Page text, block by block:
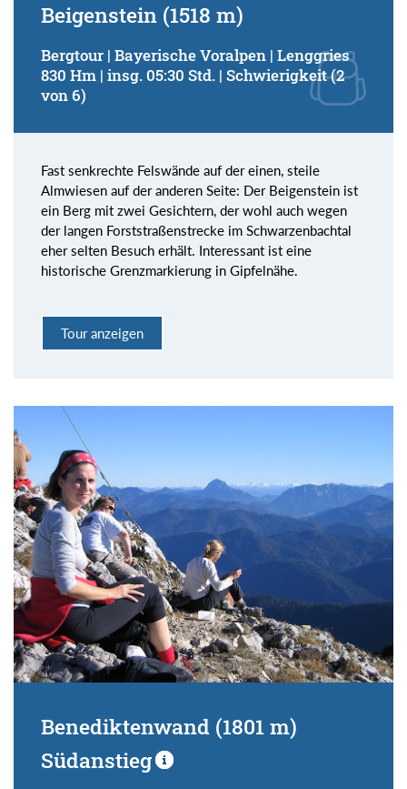
Beigenstein (1518 m)
Bergtour | Bayerische Voralpen | Lenggries
830 Hm | insg. 05:30 Std. | Schwierigkeit (2
von 6)
Fast senkrechte Felswände auf der einen, steile
Almwiesen auf der anderen Seite: Der Beigenstein ist
ein Berg mit zwei Gesichtern, der wohl auch wegen
der langen Forststraßenstrecke im Schwarzenbachtal
eher selten Besuch erhält. Interessant ist eine
historische Grenzmarkierung in Gipfelnähe.
Tour anzeigen
Benediktenwand (1801 m)
Südanstieg